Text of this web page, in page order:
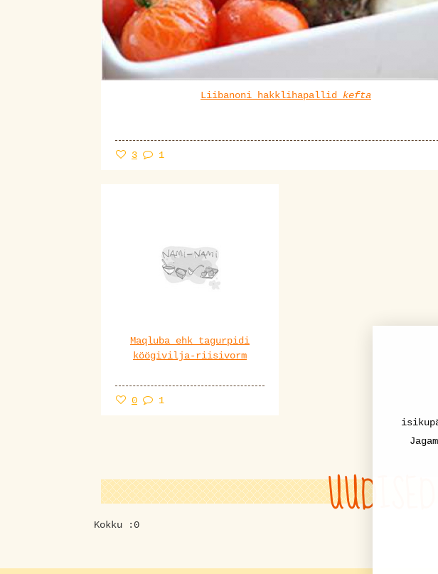
Liibanoni hakklihapallid kefta
3 1
Maqluba ehk tagurpidi
köögivilja-riisivorm
0 1
UUDISED
Kokku :0